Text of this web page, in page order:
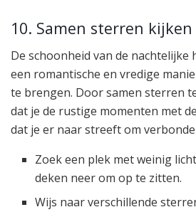
10. Samen sterren kijken
De schoonheid van de nachtelijke
een romantische en vredige
te brengen. Door samen sterren
dat je de rustige momenten met
dat je er naar streeft om
Zoek een plek met weinig
deken neer om op te zitten.
Wijs naar verschillende